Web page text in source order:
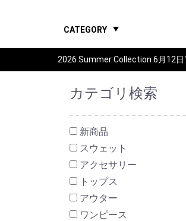
CATEGORY
2026 Summer Collection 6月12日
カテゴリ検索
新商品
スウェット
アクセサリー
トップス
アウター
ワンピース